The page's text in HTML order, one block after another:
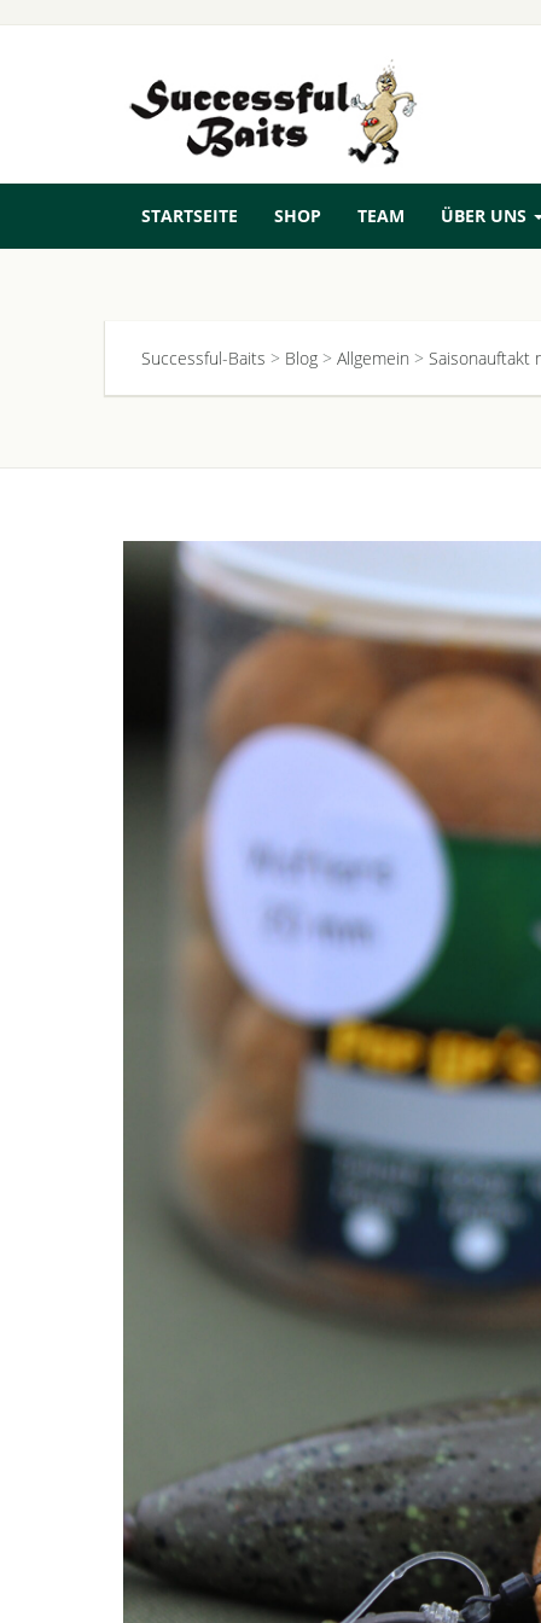
STARTSEITE SHOP TEAM ÜBER UNS
Successful-Baits > Blog > Allgemein > Saisonauftakt